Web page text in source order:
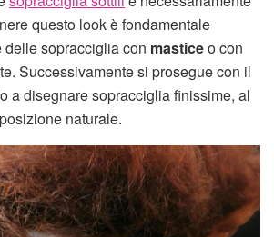
questo look è fondamentale
sopracciglia con masticeo con
Successivamente si prosegue con il
a disegnare sopracciglia finissime, al
naturale.